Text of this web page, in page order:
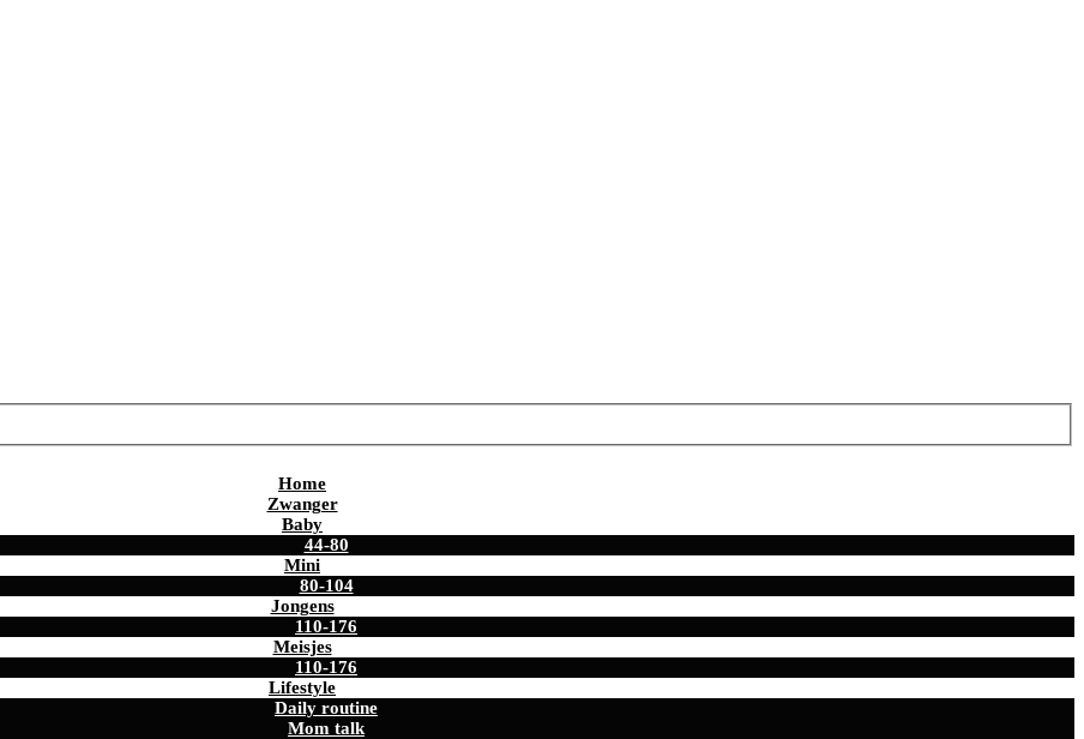
Home
Zwanger
Baby
44-80
Mini
80-104
Jongens
110-176
Meisjes
110-176
Lifestyle
Daily routine
Mom talk